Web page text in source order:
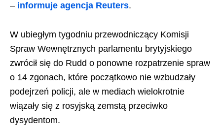
– informuje agencja Reuters.
W ubiegłym tygodniu przewodniczący Komisji
Spraw Wewnętrznych parlamentu brytyjskiego
zwrócił się do Rudd o ponowne rozpatrzenie spraw
o 14 zgonach, które początkowo nie wzbudzały
podejrzeń policji, ale w mediach wielokrotnie
wiązały się z rosyjską zemstą przeciwko
dysydentom.